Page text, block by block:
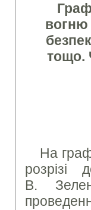
вогню
тощо.
На
розрізі
В.